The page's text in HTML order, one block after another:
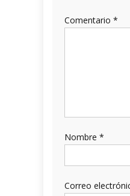
Comentario *
Nombre *
Correo